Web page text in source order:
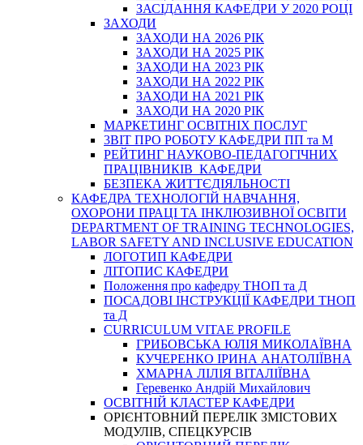
ЗАСІДАННЯ КАФЕДРИ У 2020 РОЦІ
ЗАХОДИ
ЗАХОДИ НА 2026 РІК
ЗАХОДИ НА 2025 РІК
ЗАХОДИ НА 2023 РІК
ЗАХОДИ НА 2022 РІК
ЗАХОДИ НА 2021 РІК
ЗАХОДИ НА 2020 РІК
МАРКЕТИНГ ОСВІТНІХ ПОСЛУГ
3BIT ПРО РОБОТУ КАФЕДРИ ПП та М
РЕЙТИНГ НАУКОВО-ПЕДАГОГІЧНИХ
ПРАЦІВНИКІВ КАФЕДРИ
БЕЗПЕКА ЖИТТЄДІЯЛЬНОСТІ
КАФЕДРА ТЕХНОЛОГІЙ НАВЧАННЯ,
ОХОРОНИ ПРАЦІ ТА ІНКЛЮЗИВНОЇ ОСВІТИ
DEPARTMENT OF TRAINING TECHNOLOGIES,
LABOR SAFETY AND INCLUSIVE EDUCATION
ЛОГОТИП КАФЕДРИ
ЛІТОПИС КАФЕДРИ
Положення про кафедру ТНОП та Д
ПОСАДОВІ ІНСТРУКЦІЇ КАФЕДРИ ТНОП
та Д
CURRICULUM VITAE PROFILE
ГРИБОВСЬКА ЮЛІЯ МИКОЛАЇВНА
КУЧЕРЕНКО ІРИНА АНАТОЛІЇВНА
ХМАРНА ЛІЛІЯ ВІТАЛІЇВНА
Геревенко Андрій Михайлович
ОСВІТНІЙ КЛАСТЕР КАФЕДРИ
ОРІЄНТОВНИЙ ПЕРЕЛІК ЗМІСТОВИХ
МОДУЛІВ, СПЕЦКУРСІВ